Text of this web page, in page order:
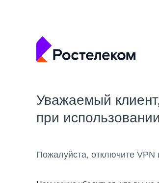
Уважаемый
при
Пожалуйста, отключите